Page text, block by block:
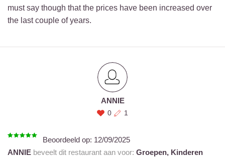
must say though that the prices have been increased over
the last couple of years.
ANNIE
0 1
Beoordeeld op: 12/09/2025
ANNIE beveelt dit restaurant aan voor: Groepen, Kinderen